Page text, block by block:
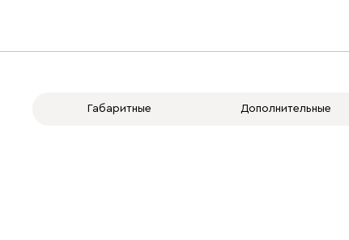
Габаритные Дополнительные